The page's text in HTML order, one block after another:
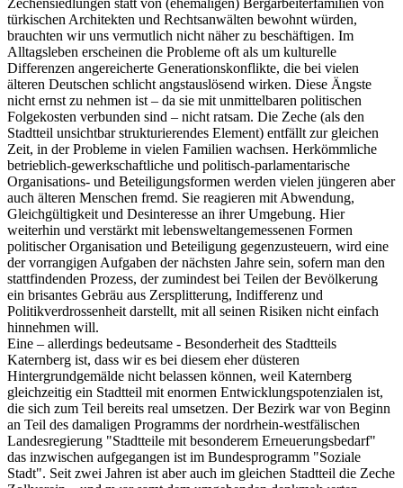
türkischen Architekten und Rechtsanwälten bewohnt würden,
brauchten wir uns vermutlich nicht näher zu beschäftigen. Im
Alltagsleben erscheinen die Probleme oft als um kulturelle
Differenzen angereicherte Generationskonflikte, die bei vielen
älteren Deutschen schlicht angstauslösend wirken. Diese Ängste
nicht ernst zu nehmen ist – da sie mit unmittelbaren politischen
Folgekosten verbunden sind – nicht ratsam. Die Zeche (als den
Stadtteil unsichtbar strukturierendes Element) entfällt zur gleichen
Zeit, in der Probleme in vielen Familien wachsen. Herkömmliche
betrieblich-gewerkschaftliche und politisch-parlamentarische
Organisations- und Beteiligungsformen werden vielen jüngeren aber
auch älteren Menschen fremd. Sie reagieren mit Abwendung,
Gleichgültigkeit und Desinteresse an ihrer Umgebung. Hier
weiterhin und verstärkt mit lebensweltangemessenen Formen
politischer Organisation und Beteiligung gegenzusteuern, wird eine
der vorrangigen Aufgaben der nächsten Jahre sein, sofern man den
stattfindenden Prozess, der zumindest bei Teilen der Bevölkerung
ein brisantes Gebräu aus Zersplitterung, Indifferenz und
Politikverdrossenheit darstellt, mit all seinen Risiken nicht einfach
hinnehmen will.
Eine – allerdings bedeutsame - Besonderheit des Stadtteils
Katernberg ist, dass wir es bei diesem eher düsteren
Hintergrundgemälde nicht belassen können, weil Katernberg
gleichzeitig ein Stadtteil mit enormen Entwicklungspotenzialen ist,
die sich zum Teil bereits real umsetzen. Der Bezirk war von Beginn
an Teil des damaligen Programms der nordrhein-westfälischen
Landesregierung "Stadtteile mit besonderem Erneuerungsbedarf"
das inzwischen aufgegangen ist im Bundesprogramm "Soziale
Stadt". Seit zwei Jahren ist aber auch im gleichen Stadtteil die Zeche